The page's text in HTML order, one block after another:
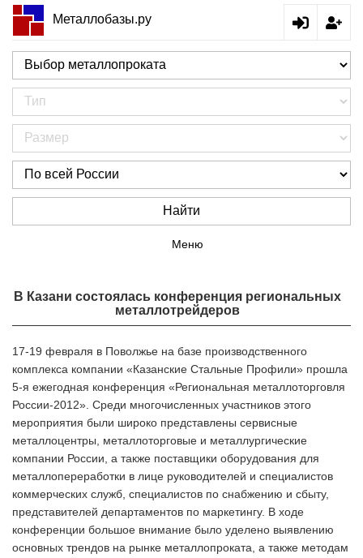
Металлобазы.ру
Найти
Меню
В Казани состоялась конференция региональных
металлотрейдеров
17-19 февраля в Поволжье на базе производственного
комплекса компании «Казанские Стальные Профили» прошла
5-я ежегодная конференция «Региональная металлоторговля
России-2012». Среди многочисленных участников этого
мероприятия были широко представлены сервисные
металлоцентры, металлоторговые и металлургические
компании России, а также поставщики оборудования для
металлопереработки в лице руководителей и специалистов
коммерческих служб, специалистов по снабжению и сбыту,
представителей департаментов по маркетингу. В ходе
конференции большое внимание было уделено выявлению
основных трендов на рынке металлопроката, а также методам